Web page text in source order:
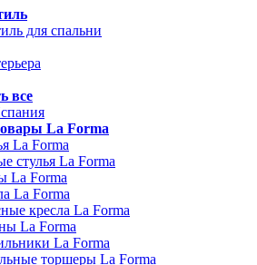
для спальни
все
La Forma
La Forma
стулья La Forma
La Forma
La Forma
кресла La Forma
La Forma
La Forma
торшеры La Forma